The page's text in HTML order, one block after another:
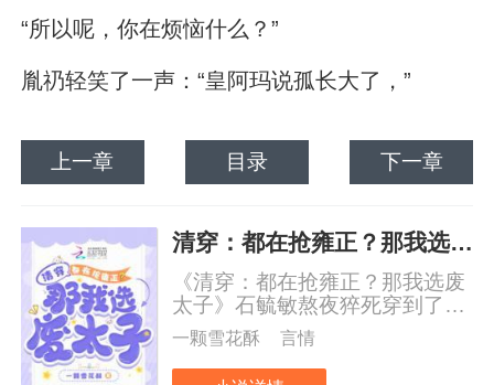
“所以呢，你在烦恼什么？”
胤礽轻笑了一声：“皇阿玛说孤长大了，”
上一章 目录 下一章
清穿：都在抢雍正？那我选废太子
《清穿：都在抢雍正？那我选废
太子》石毓敏熬夜猝死穿到了清
朝，却发现自己缩小了十倍，原
本是165cm的身高，如今只有
16.5cm。摸着饿的咕咕叫的肚子
一颗雪花酥 言情